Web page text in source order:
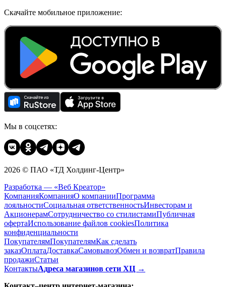
Скачайте мобильное приложение:
Мы в соцсетях:
2026 © ПАО «ТД Холдинг-Центр»
Разработка — «Веб Креатор»
КомпанияКомпанияО компанииПрограмма
лояльностиСоциальная ответственностьИнвесторам и
АкционерамСотрудничество со стилистамиПубличная
офертаИспользование файлов cookiesПолитика
конфиденциальности
ПокупателямПокупателямКак сделать
заказОплатаДоставкаCамовывозОбмен и возвратПравила
продажиСтатьи
КонтактыАдреса магазинов сети ХЦ →